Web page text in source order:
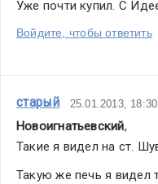
Уже почти купил. С
Войдите, чтобы ответить
старый 25.01.2013, 18:30
Новоигнатьевский,
Такие я видел на ст.
Такую же печь я видел